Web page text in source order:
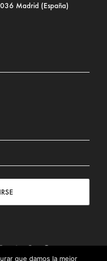
Madrid (España)
que damos la mejor